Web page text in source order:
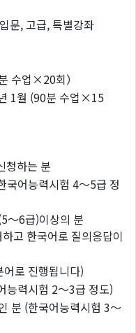
문, 고급, 특별강좌
수업×20회）
1월 (90분 수업×15
청하는 분
국어능력시험 4～5급 정
～6급)이상의 분
고 한국어로 질의응답이
로 진행됩니다)
능력시험 2～3급 정도)
분 (한국어능력시험 3～